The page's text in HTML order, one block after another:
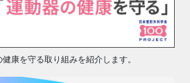
康を守る取り組みを紹介します。